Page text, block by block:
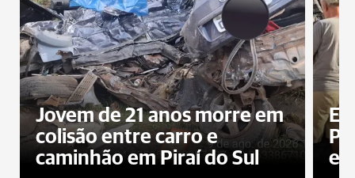
Jovem de 21 anos morre em
colisão entre carro e
caminhão em Piraí do Sul